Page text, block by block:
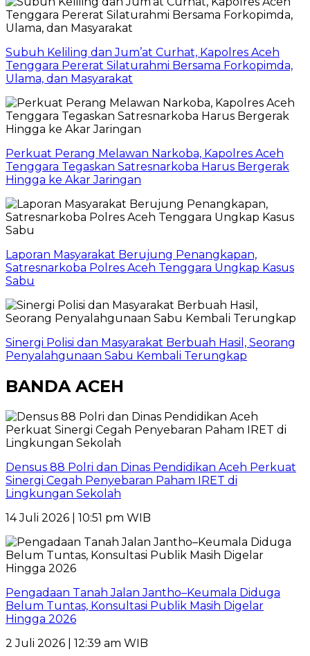
Subuh Keliling dan Jum’at Curhat, Kapolres Aceh
Tenggara Pererat Silaturahmi Bersama Forkopimda,
Ulama, dan Masyarakat
Perkuat Perang Melawan Narkoba, Kapolres Aceh
Tenggara Tegaskan Satresnarkoba Harus Bergerak
Hingga ke Akar Jaringan
Laporan Masyarakat Berujung Penangkapan,
Satresnarkoba Polres Aceh Tenggara Ungkap Kasus
Sabu
Sinergi Polisi dan Masyarakat Berbuah Hasil, Seorang
Penyalahgunaan Sabu Kembali Terungkap
BANDA ACEH
Densus 88 Polri dan Dinas Pendidikan Aceh Perkuat
Sinergi Cegah Penyebaran Paham IRET di
Lingkungan Sekolah
14 Juli 2026 | 10:51 pm WIB
Pengadaan Tanah Jalan Jantho–Keumala Diduga
Belum Tuntas, Konsultasi Publik Masih Digelar
Hingga 2026
2 Juli 2026 | 12:39 am WIB